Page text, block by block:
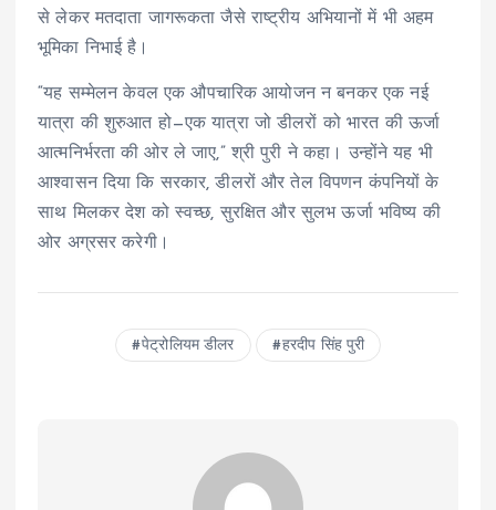
से लेकर मतदाता जागरूकता जैसे राष्ट्रीय अभियानों में भी अहम
भूमिका निभाई है।
“यह सम्मेलन केवल एक औपचारिक आयोजन न बनकर एक नई
यात्रा की शुरुआत हो—एक यात्रा जो डीलरों को भारत की ऊर्जा
आत्मनिर्भरता की ओर ले जाए,” श्री पुरी ने कहा। उन्होंने यह भी
आश्वासन दिया कि सरकार, डीलरों और तेल विपणन कंपनियों के
साथ मिलकर देश को स्वच्छ, सुरक्षित और सुलभ ऊर्जा भविष्य की
ओर अग्रसर करेगी।
पेट्रोलियम डीलर हरदीप सिंह पुरी